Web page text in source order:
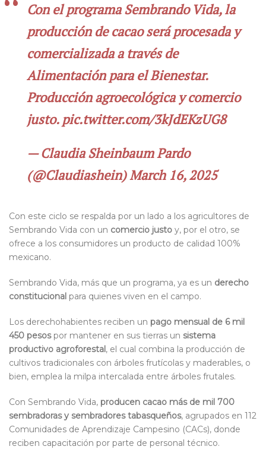
Con el programa Sembrando Vida, la
producción de cacao será procesada y
comercializada a través de
Alimentación para el Bienestar.
Producción agroecológica y comercio
justo. pic.twitter.com/3kJdEKzUG8
— Claudia Sheinbaum Pardo
(@Claudiashein)March 16, 2025
Con este ciclo se respalda por un lado a los agricultores de
Sembrando Vida con un comercio justo y, por el otro, se
ofrece a los consumidores un producto de calidad 100%
mexicano.
Sembrando Vida, más que un programa, ya es un derecho
constitucional para quienes viven en el campo.
Los derechohabientes reciben un pago mensual de 6 mil
450 pesos por mantener en sus tierras un sistema
productivo agroforestal , el cual combina la producción de
cultivos tradicionales con árboles frutícolas y maderables, o
bien, emplea la milpa intercalada entre árboles frutales.
Con Sembrando Vida, producen cacao más de mil 700
sembradoras y sembradores tabasqueños, agrupados en 112
Comunidades de Aprendizaje Campesino (CACs), donde
reciben capacitación por parte de personal técnico.